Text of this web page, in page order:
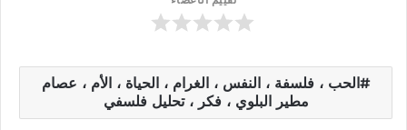
الحب ، فلسفة ، النفس ، الغرام ، الحياة ، الأم ، عصام
مطير البلوي ، فكر ، تحليل فلسفي